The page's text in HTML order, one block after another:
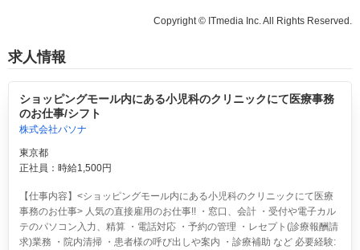
Copyright © ITmedia Inc. All Rights Reserved.
求人情報
ショッピングモール内にある小児科のクリニックにて医療事務
のお仕事/シフト
株式会社パソナ
東京都
正社員：時給1,500円
【仕事内容】<ショッピングモール内にある小児科のクリニックにて医療
事務のお仕事> 人気の直接雇用のお仕事!! ・窓口、会計 ・受付や電子カル
テのパソコン入力、精算 ・電話対応 ・予約の管理 ・レセプト(診療報酬請
求)業務 ・院内清掃 ・患者様の呼び出しや案内 ・診療補助 など 必要経験: